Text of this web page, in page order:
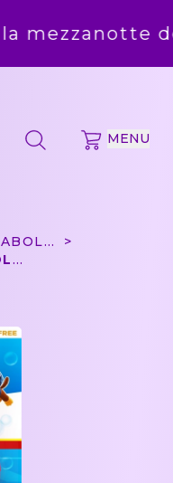
del5
MENU
PAW PATROL - PISTOLA BOLLE PICCOLA BUBBLE WORLD IN BLISTER